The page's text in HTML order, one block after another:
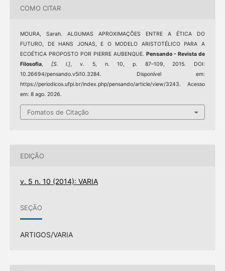
COMO CITAR
MOURA, Sarah. ALGUMAS APROXIMAÇÕES ENTRE A ÉTICA DO
FUTURO, DE HANS JONAS, E O MODELO ARISTOTÉLICO PARA A
ECOÉTICA PROPOSTO POR PIERRE AUBENQUE.Pensando - Revista de
Filosofia, [S. l.] , v. 5, n. 10, p. 87–109, 2015. DOI:
10.26694/pensando.v5i10.3284. Disponível em:
https://periodicos.ufpi.br/index.php/pensando/article/view/3243. Acesso
em: 8 ago. 2026.
Fomatos de Citação
EDIÇÃO
v. 5 n. 10 (2014): VARIA
SEÇÃO
ARTIGOS/VARIA